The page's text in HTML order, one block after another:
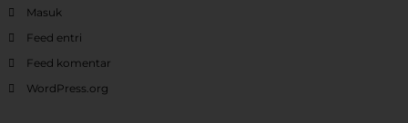
Masuk
Feed entri
Feed komentar
WordPress.org